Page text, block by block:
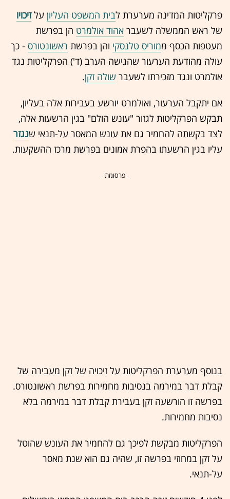
פרקליטות המדינה מערערת לבית המשפט העליון עלזיכויו
של ראש הממשלה לשעבר אהוד אולמרט הן בפרשת
מעטפות הכסף ממוריס טלנסקי והן בפרשת ראשונטורס - כך
עולה מהודעת הערעור שהגישה הערב (ד') הפרקליטות נגד
אולמרט ונגד מזכירתו לשעבר שולה זקן.
אם יתקבל הערעור, ואולמרט יורשע בעבירות אלה בעליון,
תבקש הפרקליטות לגזור "עונש הולם" בגין הרשעות אלה,
לצד בקשתה להחמיר גם את עונש המאסר על-תנאי שנגזר
עליו בגין הרשעתו בהפרת אמונים בפרשת מרכז ההשקעות.
- פרסומת -
בנוסף מערערת הפרקליטות על זיכויה של זקן מעבירה של
קבלת דבר במירמה בנסיבות מחמירות בפרשת ראשונטורס.
בפרשה זו הורשעה זקן בעבירת קבלת דבר במירמה בלא
נסיבות מחמירות.
הפרקליטות מבקשת לפיכך גם להחמיר את העונש שהוטל
על זקן במחוזי בפרשה זו, שהיה גם הוא שנת מאסר
על-תנאי.